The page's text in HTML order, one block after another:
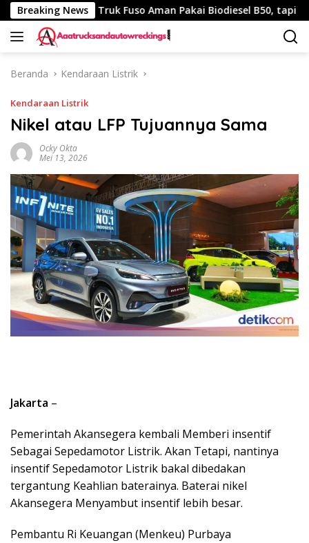
Langsung
ke
konten
Breaking News
Km Truk Fuso Aman Pakai Biodiesel B50, tapi Ada
Beranda Kendaraan Listrik
Kendaraan Listrik
Nikel atau LFP Tujuannya Sama
Ocky Okta
Mei 13, 2026
Jakarta –
Pemerintah Akansegera kembali Memberi insentif
Sebagai Sepedamotor Listrik. Akan Tetapi, nantinya
insentif Sepedamotor Listrik bakal dibedakan
tergantung Keahlian baterainya. Baterai nikel
Akansegera Menyambut insentif lebih besar.
Pembantu Ri Keuangan (Menkeu) Purbaya